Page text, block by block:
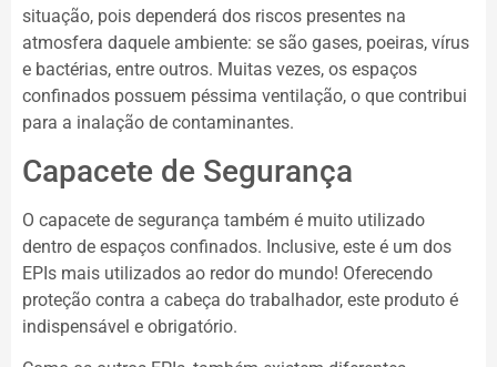
situação, pois dependerá dos riscos presentes na
atmosfera daquele ambiente: se são gases, poeiras, vírus
e bactérias, entre outros. Muitas vezes, os espaços
confinados possuem péssima ventilação, o que contribui
para a inalação de contaminantes.
Capacete de Segurança
O capacete de segurança também é muito utilizado
dentro de espaços confinados. Inclusive, este é um dos
EPIs mais utilizados ao redor do mundo! Oferecendo
proteção contra a cabeça do trabalhador, este produto é
indispensável e obrigatório.